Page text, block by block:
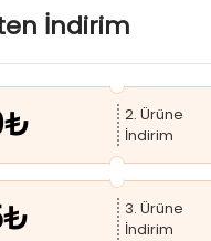
İndirim
2. Ürüne
İndirim
3. Ürüne
İndirim